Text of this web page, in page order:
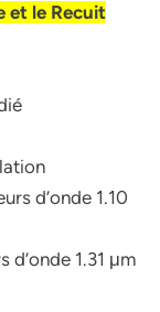
et le Recuit
d’onde 1.10
1.31 μm